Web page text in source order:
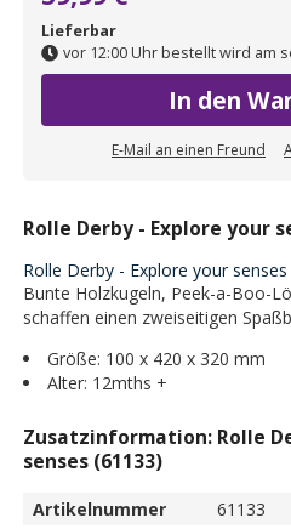
Lieferbar
vor 12:00 Uhr bestellt wird am
In den
E-Mail an einen Freund
Rolle Derby - Explore your
Rolle Derby - Explore your
Bunte Holzkugeln, Peek-a-Boo-
schaffen einen zweiseitigen
Größe: 100 x 420 x 320 mm
Alter: 12mths +
Zusatzinformation: Rolle
senses (61133)
Artikelnummer
61133